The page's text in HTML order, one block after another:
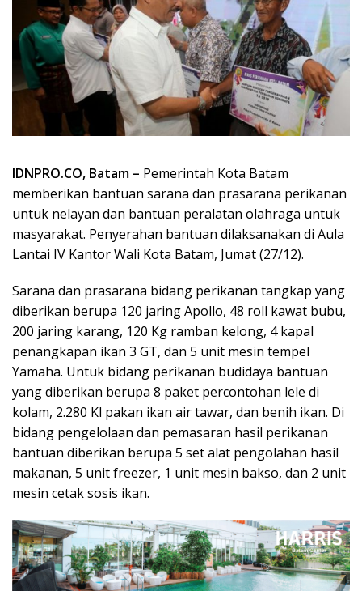
IDNPRO.CO, Batam – Pemerintah Kota Batam
memberikan bantuan sarana dan prasarana perikanan
untuk nelayan dan bantuan peralatan olahraga untuk
masyarakat. Penyerahan bantuan dilaksanakan di Aula
Lantai IV Kantor Wali Kota Batam, Jumat (27/12).
Sarana dan prasarana bidang perikanan tangkap yang
diberikan berupa 120 jaring Apollo, 48 roll kawat bubu,
200 jaring karang, 120 Kg ramban kelong, 4 kapal
penangkapan ikan 3 GT, dan 5 unit mesin tempel
Yamaha. Untuk bidang perikanan budidaya bantuan
yang diberikan berupa 8 paket percontohan lele di
kolam, 2.280 Kl pakan ikan air tawar, dan benih ikan. Di
bidang pengelolaan dan pemasaran hasil perikanan
bantuan diberikan berupa 5 set alat pengolahan hasil
makanan, 5 unit freezer, 1 unit mesin bakso, dan 2 unit
mesin cetak sosis ikan.